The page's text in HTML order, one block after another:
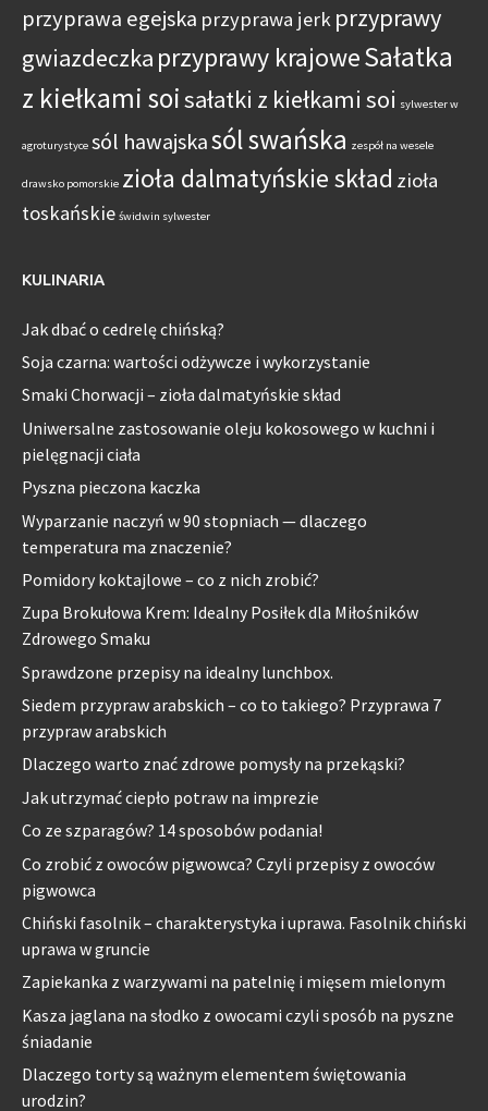
przyprawa egejska przyprawa jerk przyprawy
gwiazdeczka przyprawy krajoweSałatka
z kiełkami soisałatki z kiełkami soi sylwester w
agroturystyce sól hawajskasól swańska zespół na wesele
drawsko pomorskie zioła dalmatyńskie skład zioła
toskańskie świdwin sylwester
KULINARIA
Jak dbać o cedrelę chińską?
Soja czarna: wartości odżywcze i wykorzystanie
Smaki Chorwacji – zioła dalmatyńskie skład
Uniwersalne zastosowanie oleju kokosowego w kuchni i
pielęgnacji ciała
Pyszna pieczona kaczka
Wyparzanie naczyń w 90 stopniach — dlaczego
temperatura ma znaczenie?
Pomidory koktajlowe – co z nich zrobić?
Zupa Brokułowa Krem: Idealny Posiłek dla Miłośników
Zdrowego Smaku
Sprawdzone przepisy na idealny lunchbox.
Siedem przypraw arabskich – co to takiego? Przyprawa 7
przypraw arabskich
Dlaczego warto znać zdrowe pomysły na przekąski?
Jak utrzymać ciepło potraw na imprezie
Co ze szparagów? 14 sposobów podania!
Co zrobić z owoców pigwowca? Czyli przepisy z owoców
pigwowca
Chiński fasolnik – charakterystyka i uprawa. Fasolnik chiński
uprawa w gruncie
Zapiekanka z warzywami na patelnię i mięsem mielonym
Kasza jaglana na słodko z owocami czyli sposób na pyszne
śniadanie
Dlaczego torty są ważnym elementem świętowania
urodzin?